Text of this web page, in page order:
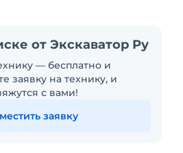
от Экскаватор Ру
— бесплатно и
заявку на технику, и
с вами!
заявку